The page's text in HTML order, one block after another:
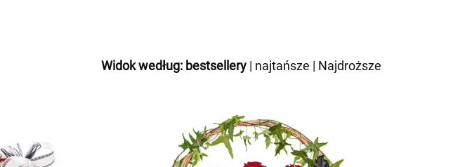
Widok według: bestsellery | najtańsze | Najdroższe